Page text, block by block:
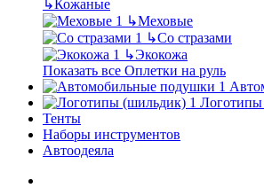
↳Кожаные
↳Меховые
↳Со стразами
↳Экокожа
Показать все Оплетки на руль
Тенты
Наборы инструментов
Автоодеяла